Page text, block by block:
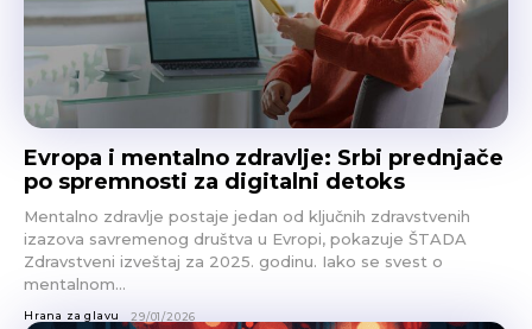
Evropa i mentalno zdravlje: Srbi prednjače
po spremnosti za digitalni detoks
Mentalno zdravlje postaje jedan od ključnih zdravstvenih
izazova savremenog društva u Evropi, pokazuje ŠTADA
Zdravstveni izveštaj za 2025. godinu. Iako se svest o
mentalnom...
Hrana za glavu 29/01/2026